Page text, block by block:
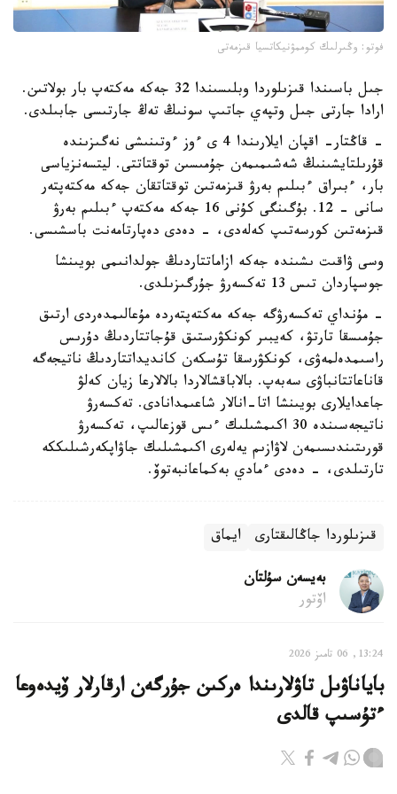
فوتو: وڭىرلىك كوممۋنيكاتسيا قىزمەتى
جىل باسىندا قىزىلوردا وبلىسىندا 32 جەكە مەكتەپ بار بولاتىن.
ارادا جارتى جىل وتپەي جاتىپ سونىڭ تەڭ جارتىسى جابىلدى.
- قاڭتار- اقپان ايلارىندا 4 ى ءوز ءوتىنىشى نەگىزىندە
قۇرىلتايشىنىڭ شەشىمىمەن جۇمىسىن توقتاتتى. ليتسەنزياسى
بار، ءبىراق ءبىلىم بەرۋ قىزمەتىن توقتاتقان جەكە مەكتەپتەر
سانى - 12. بۇگىنگى كۇنى 16 جەكە مەكتەپ ءبىلىم بەرۋ
قىزمەتىن كورسەتىپ كەلەدى، - دەدى دەپارتامەنت باسشىسى.
وسى ۋاقىت ىشىندە جەكە ازاماتتاردىڭ جولدانىمى بويىنشا
جوسپاردان تىس 13 تەكسەرۋ جۇرگىزىلدى.
- مۇنداي تەكسەرۋگە جەكە مەكتەپتەردە مۇعالىمدەردى ارتىق
جۇمىسقا تارتۋ، كەيبىر كونكۋرستىق قۇجاتتاردىڭ دۇرىس
راسىمدەلمەۋى، كونكۋرسقا تۇسكەن كانديداتتاردىڭ ناتيجەگە
قاناعاتتانباۋى سەبەپ. بالاباقشالاردا بالالارعا زيان كەلۋ
جاعدايلارى بويىنشا اتا-انالار شاعىمدانادى. تەكسەرۋ
ناتيجەسىندە 30 اكىمشىلىك ءىس قوزعالىپ، تەكسەرۋ
قورىتىندىسىمەن لاۋازىم يەلەرى اكىمشىلىك جاۋاپكەرشىلىككە
تارتىلدى، - دەدى ءمادي بەكماعانبەتوۆ.
قىزىلوردا جاڭالىقتارى ايماق
بەيسەن سۇلتان
اۆتور
13:24, 06 تامىز 2026
باياناۋىل تاۋلارىندا ەركىن جۇرگەن ارقارلار ۆيدەوعا
ءتۇسىپ قالدى